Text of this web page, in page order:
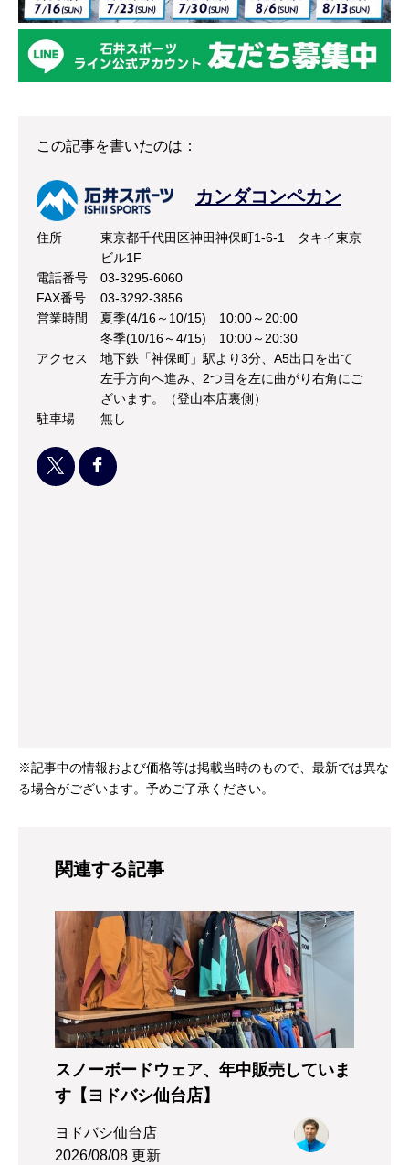
この記事を書いたのは：
カンダコンペカン
住所
東京都千代田区神田神保町1-6-1 タキイ東京
ビル1F
電話番号
03-3295-6060
FAX番号
03-3292-3856
営業時間
夏季(4/16～10/15) 10:00～20:00
冬季(10/16～4/15) 10:00～20:30
アクセス
地下鉄「神保町」駅より3分、A5出口を出て
左手方向へ進み、2つ目を左に曲がり右角にご
ざいます。（登山本店裏側）
駐車場
無し
※記事中の情報および価格等は掲載当時のもので、最新では異な
る場合がございます。予めご了承ください。
関連する記事
スノーボードウェア、年中販売していま
す【ヨドバシ仙台店】
ヨドバシ仙台店
2026/08/08 更新